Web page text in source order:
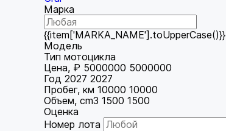
Марка
{{item['MARKA_NAME'].toUpperCase()}}
Модель
Тип мотоцикла
Цена, ₽ 5000000 5000000
Год 2027 2027
Пробег, км 10000 10000
Объем, cm3 1500 1500
Оценка
Номер лота